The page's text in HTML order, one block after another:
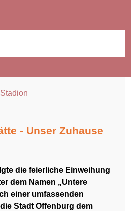
Off-
- Unser Zuhause
die feierliche Einweihung
dem Namen „Untere
einer umfassenden
Stadt Offenburg dem